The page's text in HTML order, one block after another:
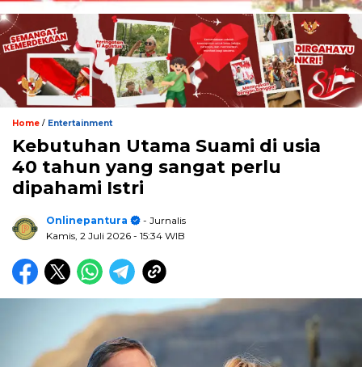
Home / Entertainment
Kebutuhan Utama Suami di usia
40 tahun yang sangat perlu
dipahami Istri
Onlinepantura
- Jurnalis
Kamis, 2 Juli 2026 - 15:34 WIB